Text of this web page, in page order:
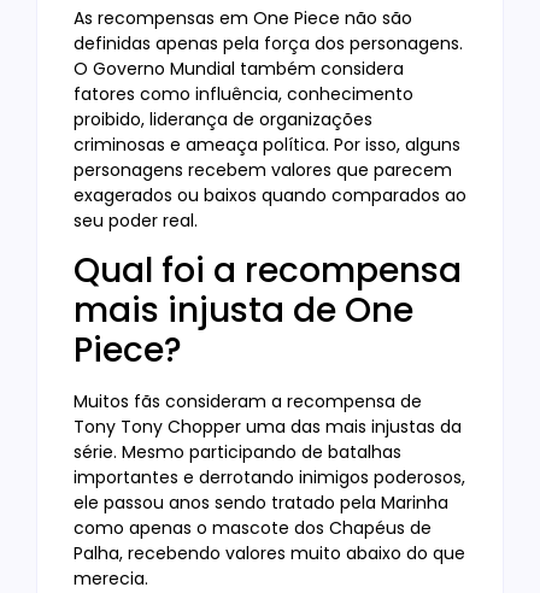
As recompensas em One Piece não são
definidas apenas pela força dos personagens.
O Governo Mundial também considera
fatores como influência, conhecimento
proibido, liderança de organizações
criminosas e ameaça política. Por isso, alguns
personagens recebem valores que parecem
exagerados ou baixos quando comparados ao
seu poder real.
Qual foi a recompensa
mais injusta de One
Piece?
Muitos fãs consideram a recompensa de
Tony Tony Chopper uma das mais injustas da
série. Mesmo participando de batalhas
importantes e derrotando inimigos poderosos,
ele passou anos sendo tratado pela Marinha
como apenas o mascote dos Chapéus de
Palha, recebendo valores muito abaixo do que
merecia.